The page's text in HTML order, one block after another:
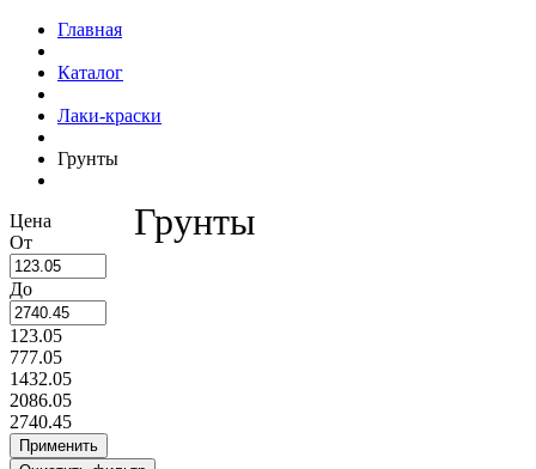
Главная
Каталог
Лаки-краски
Грунты
Цена
От
До
123.05
777.05
1432.05
2086.05
2740.45
Грунты